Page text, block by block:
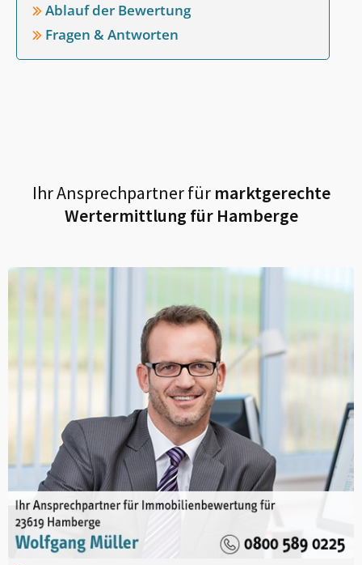
Ablauf der Bewertung
Fragen & Antworten
Ihr Ansprechpartner fürmarktgerechte
Wertermittlung für Hamberge